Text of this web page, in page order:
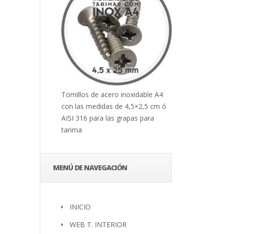
Tornillos de acero inoxidable A4
con las medidas de 4,5×2,5 cm ó
AISI 316 para las grapas para
tarima
MENÚ DE NAVEGACIÓN
INICIO
WEB T. INTERIOR